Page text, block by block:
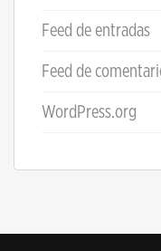
Feed de entradas
Feed de
WordPress.org